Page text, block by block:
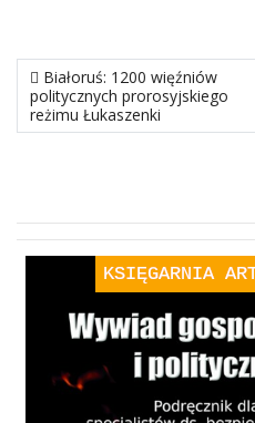
poprzedni materiał: Białoruś:
Białoruś: 1200 więźniów
politycznych prorosyjskiego
reżimu Łukaszenki